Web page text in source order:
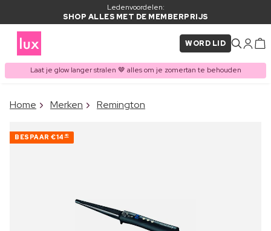
Ledenvoordelen:
SHOP ALLES MET DE MEMBERPRIJS
WORD LID
Laat je glow langer stralen 🤎 alles om je zomertan te behouden
ITEM TOEGEVOEGD AAN
Vaak samen gekocht met
Home Merken Remington
BESPAAR €14 40